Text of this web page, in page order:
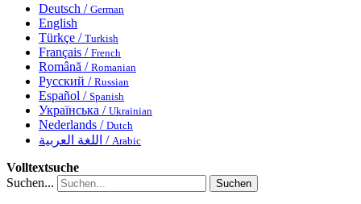
Deutsch / German
English
Türkçe / Turkish
Français / French
Română / Romanian
Русский / Russian
Español / Spanish
Українська / Ukrainian
Nederlands / Dutch
اللغة العربية / Arabic
Volltextsuche
Suchen...
Suchen